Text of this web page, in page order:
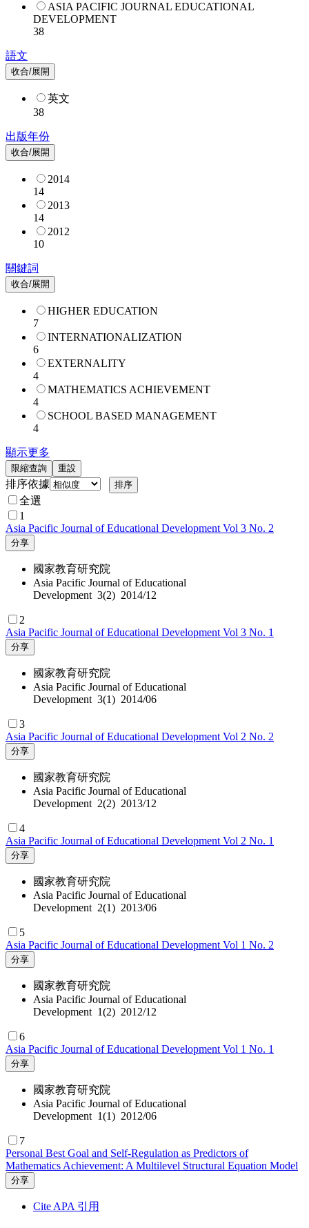
ASIA PACIFIC JOURNAL EDUCATIONAL
DEVELOPMENT
38
語文
收合/展開
英文
38
出版年份
收合/展開
2014
14
2013
14
2012
10
關鍵詞
收合/展開
HIGHER EDUCATION
7
INTERNATIONALIZATION
6
EXTERNALITY
4
MATHEMATICS ACHIEVEMENT
4
SCHOOL BASED MANAGEMENT
4
顯示更多
限縮查詢 重設
排序依據
全選
1
Asia Pacific Journal of Educational Development Vol 3 No. 2
分享
國家教育研究院
Asia Pacific Journal of Educational
Development 3(2) 2014/12
2
Asia Pacific Journal of Educational Development Vol 3 No. 1
分享
國家教育研究院
Asia Pacific Journal of Educational
Development 3(1) 2014/06
3
Asia Pacific Journal of Educational Development Vol 2 No. 2
分享
國家教育研究院
Asia Pacific Journal of Educational
Development 2(2) 2013/12
4
Asia Pacific Journal of Educational Development Vol 2 No. 1
分享
國家教育研究院
Asia Pacific Journal of Educational
Development 2(1) 2013/06
5
Asia Pacific Journal of Educational Development Vol 1 No. 2
分享
國家教育研究院
Asia Pacific Journal of Educational
Development 1(2) 2012/12
6
Asia Pacific Journal of Educational Development Vol 1 No. 1
分享
國家教育研究院
Asia Pacific Journal of Educational
Development 1(1) 2012/06
7
Personal Best Goal and Self-Regulation as Predictors of
Mathematics Achievement: A Multilevel Structural Equation Model
分享
Cite APA 引用